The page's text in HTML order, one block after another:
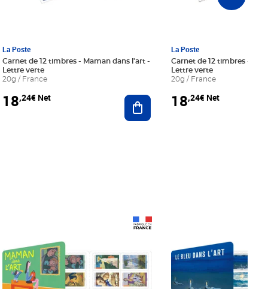
au panier
La Poste
Carnet de 12 timbres - Maman dans l'art -
Lettre verte
20g / France
18,24€ Net Ajouter au panier
La Poste
Carnet de 12 timbres - Le
Lettre verte
20g / France
18,24€ Net